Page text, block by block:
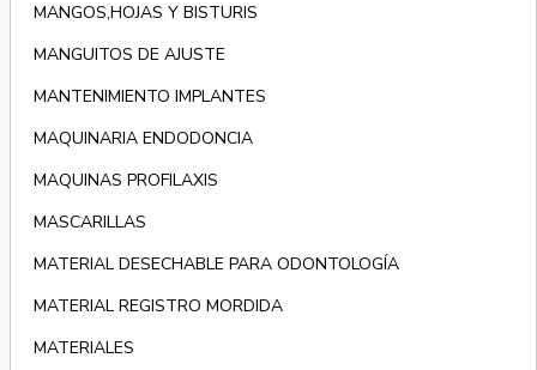
MANGOS,HOJAS Y BISTURIS
MANGUITOS DE AJUSTE
MANTENIMIENTO IMPLANTES
MAQUINARIA ENDODONCIA
MAQUINAS PROFILAXIS
MASCARILLAS
MATERIAL DESECHABLE PARA ODONTOLOGÍA
MATERIAL REGISTRO MORDIDA
MATERIALES